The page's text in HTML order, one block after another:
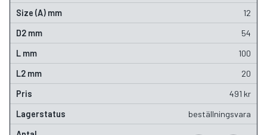
12
54
100
20
491 kr
beställningsvara